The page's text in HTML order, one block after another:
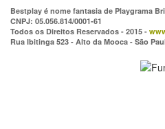
Bestplay é nome fantasia de Playgrama
CNPJ: 05.056.814/0001-61
Todos os Direitos Reservados - 2015 -
Rua Ibitinga 523 - Alto da Mooca - São